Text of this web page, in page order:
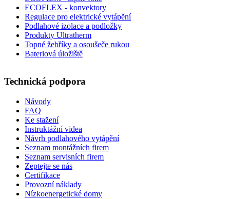
ECOFLEX - konvektory
Regulace pro elektrické vytápění
Podlahové izolace a podložky
Produkty Ultratherm
Topné žebříky a osoušeče rukou
Bateriová úložiště
Technická podpora
Návody
FAQ
Ke stažení
Instruktážní videa
Návrh podlahového vytápění
Seznam montážních firem
Seznam servisních firem
Zeptejte se nás
Certifikace
Provozní náklady
Nízkoenergetické domy